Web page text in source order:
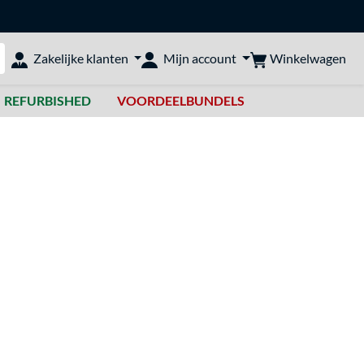
doorzoeken
Zakelijke klanten Mijn account Winkelwagen
REFURBISHED VOORDEELBUNDELS